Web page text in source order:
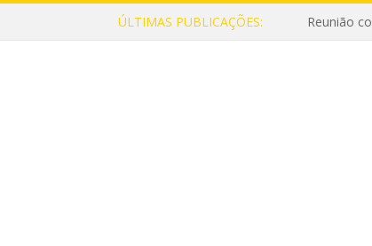
ÚLTIMAS PUBLICAÇÕES: Reunião